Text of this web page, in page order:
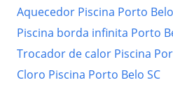
Aquecedor Piscina Porto
Piscina borda infinita Porto
Trocador de calor Piscina
Cloro Piscina Porto Belo SC